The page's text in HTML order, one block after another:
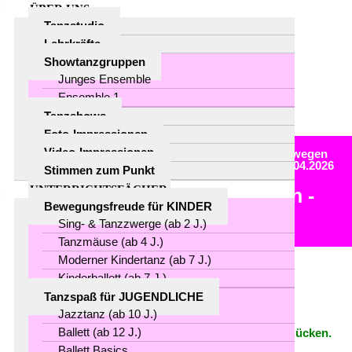
Bewegen im Park - Zeit fürs Ich -
kostenfreies Angebot
So.12.04.2026
Sie sind hier: Home /Archiv
Bewegen
im Park - Zeit fürs Ich - kostenfreies Angebot So.12.04.2026
Auftan­ken in der Natur – Mobi­li­sie­rung Beine und Rücken.
ÜBER UNS
Tanzstudio
Lehrkräfte
Showtanzgruppen
Junges Ensemble
Ensemble 1
Tanzshows
Foto-Impressionen
Video-Impressionen
Stimmen zum Punkt
UNTERRICHTSFÄCHER
Bewegungsfreude für KINDER
Sing- & Tanzzwerge (ab 2 J.)
Tanzmäuse (ab 4 J.)
Moderner Kindertanz (ab 7 J.)
Kinderballett (ab 7 J.)
Tanzspaß für JUGENDLICHE
Jazztanz (ab 10 J.)
Ballett (ab 12 J.)